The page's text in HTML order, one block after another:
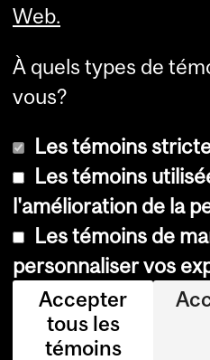
© Université
Avis sur
Paramètres
Se
Web.
À quels types de
vous?
Les témoins
Les témoins
l'amélioration de la
Les témoins de
personnaliser vos
Accepter
tous les
témoins